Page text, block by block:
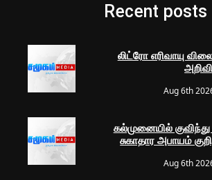
Recent posts
லிட்ரோ எரிவாயு
Aug 6th
கல்முனையில்
சுகாதார அபாயம்
Aug 6th